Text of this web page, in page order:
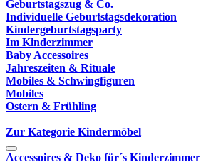
Geburtstagszug & Co.
Individuelle Geburtstagsdekoration
Kindergeburtstagsparty
Im Kinderzimmer
Baby Accessoires
Jahreszeiten & Rituale
Mobiles & Schwingfiguren
Mobiles
Ostern & Frühling
Zur Kategorie Kindermöbel
Accessoires & Deko für´s Kinderzimmer